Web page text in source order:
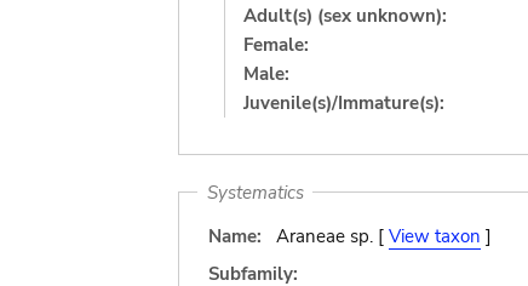
Adult(s) (sex unknown):
Female:
Male:
Juvenile(s)/Immature(s):
Systematics
Name:
Araneae sp. [ View taxon ]
Subfamily: